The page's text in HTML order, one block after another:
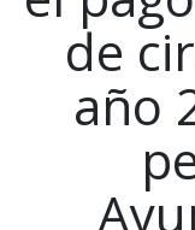
de
año